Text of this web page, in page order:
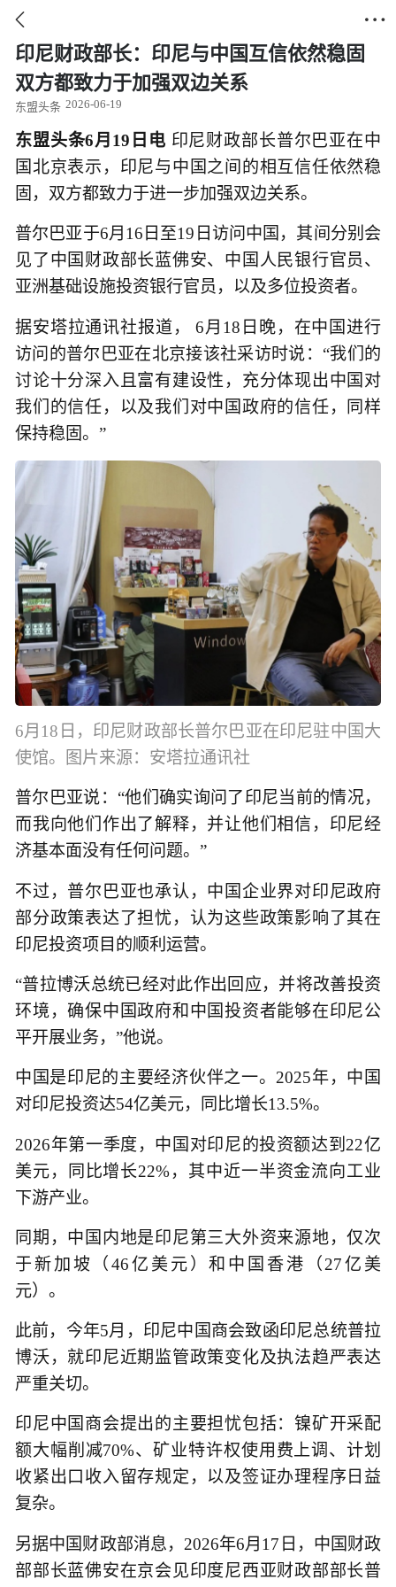
 
印尼财政部长：印尼与中国互信依然稳固
双方都致力于加强双边关系
东盟头条 2026-06-19
东盟头条6月19日电 印尼财政部长普尔巴亚在中
国北京表示，印尼与中国之间的相互信任依然稳
固，双方都致力于进一步加强双边关系。
普尔巴亚于6月16日至19日访问中国，其间分别会
见了中国财政部长蓝佛安、中国人民银行官员、
亚洲基础设施投资银行官员，以及多位投资者。
据安塔拉通讯社报道， 6月18日晚，在中国进行
访问的普尔巴亚在北京接该社采访时说：“我们的
讨论十分深入且富有建设性，充分体现出中国对
我们的信任，以及我们对中国政府的信任，同样
保持稳固。”
6月18日，印尼财政部长普尔巴亚在印尼驻中国大
使馆。图片来源：安塔拉通讯社
普尔巴亚说：“他们确实询问了印尼当前的情况，
而我向他们作出了解释，并让他们相信，印尼经
济基本面没有任何问题。”
不过，普尔巴亚也承认，中国企业界对印尼政府
部分政策表达了担忧，认为这些政策影响了其在
印尼投资项目的顺利运营。
“普拉博沃总统已经对此作出回应，并将改善投资
环境，确保中国政府和中国投资者能够在印尼公
平开展业务，”他说。
中国是印尼的主要经济伙伴之一。2025年，中国
对印尼投资达54亿美元，同比增长13.5%。
2026年第一季度，中国对印尼的投资额达到22亿
美元，同比增长22%，其中近一半资金流向工业
下游产业。
同期，中国内地是印尼第三大外资来源地，仅次
于新加坡（46亿美元）和中国香港（27亿美
元）。
此前，今年5月，印尼中国商会致函印尼总统普拉
博沃，就印尼近期监管政策变化及执法趋严表达
严重关切。
印尼中国商会提出的主要担忧包括：镍矿开采配
额大幅削减70%、矿业特许权使用费上调、计划
收紧出口收入留存规定，以及签证办理程序日益
复杂。
另据中国财政部消息，2026年6月17日，中国财政
部部长蓝佛安在京会见印度尼西亚财政部部长普